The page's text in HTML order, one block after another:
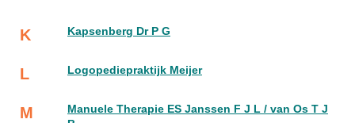
K Kapsenberg Dr P G
L Logopediepraktijk Meijer
M
Manuele Therapie ES Janssen F J L / van Os T J